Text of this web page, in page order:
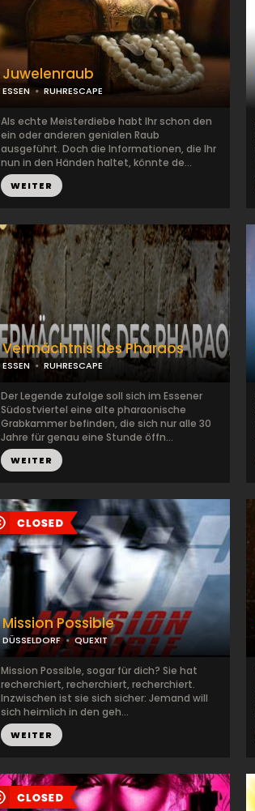
Juwelenraub
ESSEN RUHRESCAPE
Als echte Meisterdiebe habt Ihr schon den
ein oder anderen genialen Raub
ausgeführt. Doch die Informationen, die Ihr
nun in den Händen haltet, könnte de...
WEITER
Vermächtnis des Pharaos
ESSEN RUHRESCAPE
Der Legende zufolge soll sich im Essener
Südostviertel eine alte pharaonische
Grabkammer befinden, die sich nur alle 30
Jahre für genau eine Stunde öffn...
WEITER
Mission Possible
DÜSSELDORF QUEXIT
Mission Possible, sogar für dich? Sie hat
recherchiert, recherchiert, recherchiert.
Inzwischen ist sie sich sicher: Jemand will
sich heimlich in den geh...
WEITER